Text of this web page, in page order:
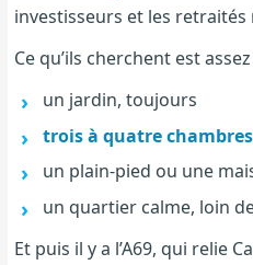
investisseurs et les
Ce qu’ils cherchent est
un jardin, toujours
trois à quatre chambres
un plain-pied ou une
un quartier calme, loin
Et puis il y a l’A69, qui relie